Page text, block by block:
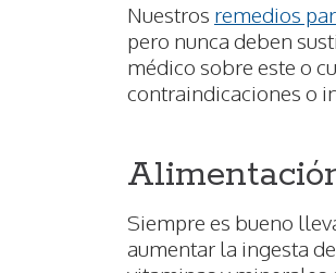
Nuestros remedios
pero nunca deben
médico sobre este o
contraindicaciones o
Siempre es bueno
aumentar la ingesta